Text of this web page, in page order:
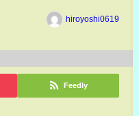
hiroyoshi0619
Feedly